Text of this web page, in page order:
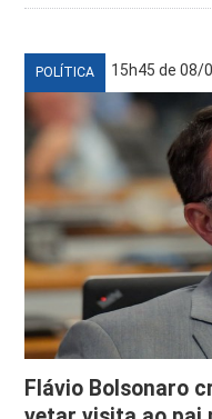
POLÍTICA 15h45 de 08/
Flávio Bolsonaro